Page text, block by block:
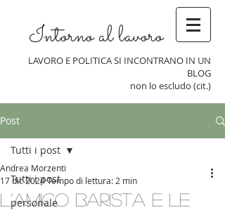
Intorno al lavoro
LAVORO E POLITICA SI INCONTRANO IN UN
BLOG
non lo escludo (cit.)
Post
Tutti i post
personale
Tutti i post
L’amico barista e le
Andrea Morzenti
17 dic 2024Tempo di lettura: 2 min